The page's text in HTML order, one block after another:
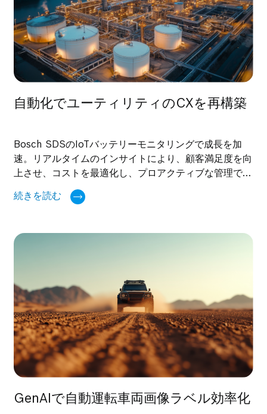
自動化でユーティリティのCXを再構築
Bosch SDSのIoTバッテリーモニタリングで成長を加
速。リアルタイムのインサイトにより、顧客満足度を向
上させ、コストを最適化し、プロアクティブな管理で差
別化されたサービスを提供します。
続きを読む
GenAIで自動運転車両画像ラベル効率化